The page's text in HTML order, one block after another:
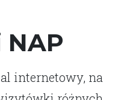
internetowy, na